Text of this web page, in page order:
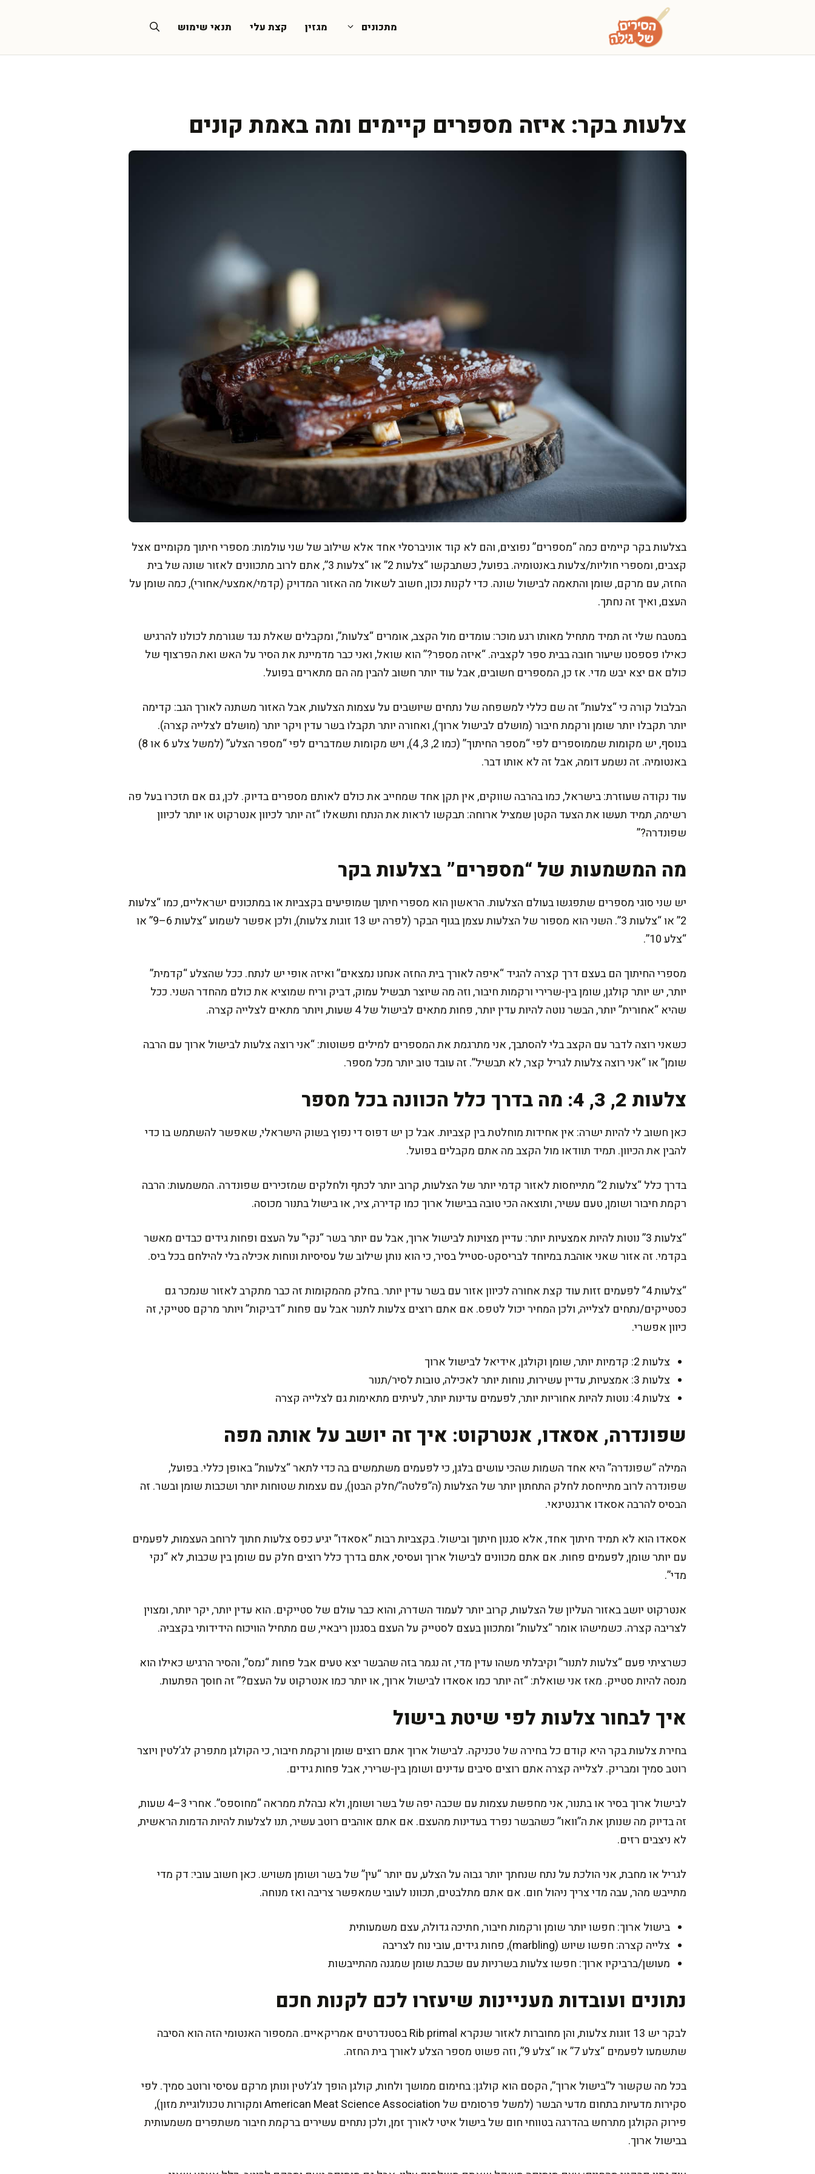
מתכונים מגזין קצת עלי תנאי שימוש
צלעות בקר: איזה מספרים קיימים ומה באמת קונים
בצלעות בקר קיימים כמה “מספרים” נפוצים, והם לא קוד אוניברסלי אחד אלא שילוב של שני עולמות: מספרי חיתוך מקומיים אצל
קצבים, ומספרי חוליות/צלעות באנטומיה. בפועל, כשתבקשו “צלעות 2” או “צלעות 3”, אתם לרוב מתכוונים לאזור שונה של בית
החזה, עם מרקם, שומן והתאמה לבישול שונה. כדי לקנות נכון, חשוב לשאול מה האזור המדויק (קדמי/אמצעי/אחורי), כמה שומן על
העצם, ואיך זה נחתך.
במטבח שלי זה תמיד מתחיל מאותו רגע מוכר: עומדים מול הקצב, אומרים “צלעות”, ומקבלים שאלת נגד שגורמת לכולנו להרגיש
כאילו פספסנו שיעור חובה בבית ספר לקצביה. “איזה מספר?” הוא שואל, ואני כבר מדמיינת את הסיר על האש ואת הפרצוף של
כולם אם יצא יבש מדי. אז כן, המספרים חשובים, אבל עוד יותר חשוב להבין מה הם מתארים בפועל.
הבלבול קורה כי “צלעות” זה שם כללי למשפחה של נתחים שיושבים על עצמות הצלעות, אבל האזור משתנה לאורך הגב: קדימה
יותר תקבלו יותר שומן ורקמת חיבור (מושלם לבישול ארוך), ואחורה יותר תקבלו בשר עדין ויקר יותר (מושלם לצלייה קצרה).
בנוסף, יש מקומות שממוספרים לפי “מספר החיתוך” (כמו 2, 3, 4), ויש מקומות שמדברים לפי “מספר הצלע” (למשל צלע 6 או 8)
באנטומיה. זה נשמע דומה, אבל זה לא אותו דבר.
עוד נקודה שעוזרת: בישראל, כמו בהרבה שווקים, אין תקן אחד שמחייב את כולם לאותם מספרים בדיוק. לכן, גם אם תזכרו בעל פה
רשימה, תמיד תעשו את הצעד הקטן שמציל ארוחה: תבקשו לראות את הנתח ותשאלו “זה יותר לכיוון אנטרקוט או יותר לכיוון
שפונדרה?”
מה המשמעות של “מספרים” בצלעות בקר
יש שני סוגי מספרים שתפגשו בעולם הצלעות. הראשון הוא מספרי חיתוך שמופיעים בקצביות או במתכונים ישראליים, כמו “צלעות
2” או “צלעות 3”. השני הוא מספור של הצלעות עצמן בגוף הבקר (לפרה יש 13 זוגות צלעות), ולכן אפשר לשמוע “צלעות 6–9” או
“צלע 10”.
מספרי החיתוך הם בעצם דרך קצרה להגיד “איפה לאורך בית החזה אנחנו נמצאים” ואיזה אופי יש לנתח. ככל שהצלע “קדמית”
יותר, יש יותר קולגן, שומן בין-שרירי ורקמות חיבור, וזה מה שיוצר תבשיל עמוק, דביק וריח שמוציא את כולם מהחדר השני. ככל
שהיא “אחורית” יותר, הבשר נוטה להיות עדין יותר, פחות מתאים לבישול של 4 שעות, ויותר מתאים לצלייה קצרה.
כשאני רוצה לדבר עם הקצב בלי להסתבך, אני מתרגמת את המספרים למילים פשוטות: “אני רוצה צלעות לבישול ארוך עם הרבה
שומן” או “אני רוצה צלעות לגריל קצר, לא תבשיל”. זה עובד טוב יותר מכל מספר.
צלעות 2, 3, 4: מה בדרך כלל הכוונה בכל מספר
כאן חשוב לי להיות ישרה: אין אחידות מוחלטת בין קצביות. אבל כן יש דפוס די נפוץ בשוק הישראלי, שאפשר להשתמש בו כדי
להבין את הכיוון. תמיד תוודאו מול הקצב מה אתם מקבלים בפועל.
בדרך כלל “צלעות 2” מתייחסות לאזור קדמי יותר של הצלעות, קרוב יותר לכתף ולחלקים שמזכירים שפונדרה. המשמעות: הרבה
רקמת חיבור ושומן, טעם עשיר, ותוצאה הכי טובה בבישול ארוך כמו קדירה, ציר, או בישול בתנור מכוסה.
“צלעות 3” נוטות להיות אמצעיות יותר: עדיין מצוינות לבישול ארוך, אבל עם יותר בשר “נקי” על העצם ופחות גידים כבדים מאשר
בקדמי. זה אזור שאני אוהבת במיוחד לבריסקט-סטייל בסיר, כי הוא נותן שילוב של עסיסיות ונוחות אכילה בלי להילחם בכל ביס.
“צלעות 4” לפעמים זזות עוד קצת אחורה לכיוון אזור עם בשר עדין יותר. בחלק מהמקומות זה כבר מתקרב לאזור שנמכר גם
כסטייקים/נתחים לצלייה, ולכן המחיר יכול לטפס. אם אתם רוצים צלעות לתנור אבל עם פחות “דביקות” ויותר מרקם סטייקי, זה
כיוון אפשרי.
צלעות 2: קדמיות יותר, שומן וקולגן, אידיאל לבישול ארוך
צלעות 3: אמצעיות, עדיין עשירות, נוחות יותר לאכילה, טובות לסיר/תנור
צלעות 4: נוטות להיות אחוריות יותר, לפעמים עדינות יותר, לעיתים מתאימות גם לצלייה קצרה
שפונדרה, אסאדו, אנטרקוט: איך זה יושב על אותה מפה
המילה “שפונדרה” היא אחד השמות שהכי עושים בלגן, כי לפעמים משתמשים בה כדי לתאר “צלעות” באופן כללי. בפועל,
שפונדרה לרוב מתייחסת לחלק התחתון יותר של הצלעות (ה”פלטה”/חלק הבטן), עם עצמות שטוחות יותר ושכבות שומן ובשר. זה
הבסיס להרבה אסאדו ארגנטינאי.
אסאדו הוא לא תמיד חיתוך אחד, אלא סגנון חיתוך ובישול. בקצביות רבות “אסאדו” יגיע כפס צלעות חתוך לרוחב העצמות, לפעמים
עם יותר שומן, לפעמים פחות. אם אתם מכוונים לבישול ארוך ועסיסי, אתם בדרך כלל רוצים חלק עם שומן בין שכבות, לא “נקי
מדי”.
אנטרקוט יושב באזור העליון של הצלעות, קרוב יותר לעמוד השדרה, והוא כבר עולם של סטייקים. הוא עדין יותר, יקר יותר, ומצוין
לצריבה קצרה. כשמישהו אומר “צלעות” ומתכוון בעצם לסטייק על העצם בסגנון ריבאיי, שם מתחיל הוויכוח הידידותי בקצביה.
כשרציתי פעם “צלעות לתנור” וקיבלתי משהו עדין מדי, זה נגמר בזה שהבשר יצא טעים אבל פחות “נמס”, והסיר הרגיש כאילו הוא
מנסה להיות סטייק. מאז אני שואלת: “זה יותר כמו אסאדו לבישול ארוך, או יותר כמו אנטרקוט על העצם?” זה חוסך הפתעות.
איך לבחור צלעות לפי שיטת בישול
בחירת צלעות בקר היא קודם כל בחירה של טכניקה. לבישול ארוך אתם רוצים שומן ורקמת חיבור, כי הקולגן מתפרק לג’לטין ויוצר
רוטב סמיך ומבריק. לצלייה קצרה אתם רוצים סיבים עדינים ושומן בין-שרירי, אבל פחות גידים.
לבישול ארוך בסיר או בתנור, אני מחפשת עצמות עם שכבה יפה של בשר ושומן, ולא נבהלת ממראה “מחוספס”. אחרי 3–4 שעות,
זה בדיוק מה שנותן את ה”וואו” כשהבשר נפרד בעדינות מהעצם. אם אתם אוהבים רוטב עשיר, תנו לצלעות להיות הדמות הראשית,
לא ניצבים רזים.
לגריל או מחבת, אני הולכת על נתח שנחתך יותר גבוה על הצלע, עם יותר “עין” של בשר ושומן משויש. כאן חשוב עובי: דק מדי
מתייבש מהר, עבה מדי צריך ניהול חום. אם אתם מתלבטים, תכוונו לעובי שמאפשר צריבה ואז מנוחה.
בישול ארוך: חפשו יותר שומן ורקמות חיבור, חתיכה גדולה, עצם משמעותית
צלייה קצרה: חפשו שיוש (marbling), פחות גידים, עובי נוח לצריבה
מעושן/ברביקיו ארוך: חפשו צלעות בשרניות עם שכבת שומן שמגנה מהתייבשות
נתונים ועובדות מעניינות שיעזרו לכם לקנות חכם
לבקר יש 13 זוגות צלעות, והן מחוברות לאזור שנקרא Rib primal בסטנדרטים אמריקאיים. המספור האנטומי הזה הוא הסיבה
שתשמעו לפעמים “צלע 7” או “צלע 9”, וזה פשוט מספר הצלע לאורך בית החזה.
בכל מה שקשור ל”בישול ארוך”, הקסם הוא קולגן: בחימום ממושך ולחות, קולגן הופך לג’לטין ונותן מרקם עסיסי ורוטב סמיך. לפי
סקירות מדעיות בתחום מדעי הבשר (למשל פרסומים של American Meat Science Association ומקורות טכנולוגיית מזון),
פירוק הקולגן מתרחש בהדרגה בטווחי חום של בישול איטי לאורך זמן, ולכן נתחים עשירים ברקמת חיבור משתפרים משמעותית
בבישול ארוך.